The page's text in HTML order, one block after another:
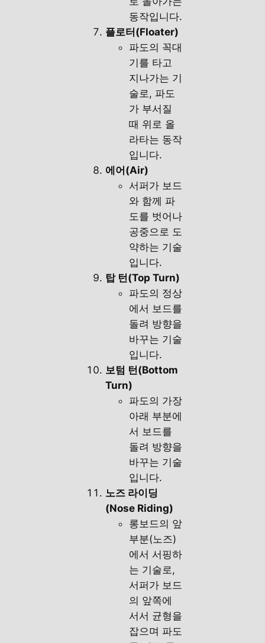
동작입니다.
플로터(Floater)
파도의 꼭대
기를 타고
지나가는 기
술로, 파도
가 부서질
때 위로 올
라타는 동작
입니다.
에어(Air)
서퍼가 보드
와 함께 파
도를 벗어나
공중으로 도
약하는 기술
입니다.
탑 턴(Top Turn)
파도의 정상
에서 보드를
돌려 방향을
바꾸는 기술
입니다.
보텀 턴(Bottom
Turn)
파도의 가장
아래 부분에
서 보드를
돌려 방향을
바꾸는 기술
입니다.
노즈 라이딩
(Nose Riding)
롱보드의 앞
부분(노즈)
에서 서핑하
는 기술로,
서퍼가 보드
의 앞쪽에
서서 균형을
잡으며 파도